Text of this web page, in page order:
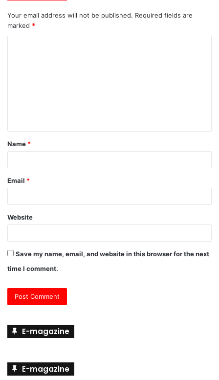
Your email address will not be published. Required fields are
marked *
t
*
Name *
Email *
Website
Save my name, email, and website in this browser for the next
time I comment.
E-magazine
E-magazine